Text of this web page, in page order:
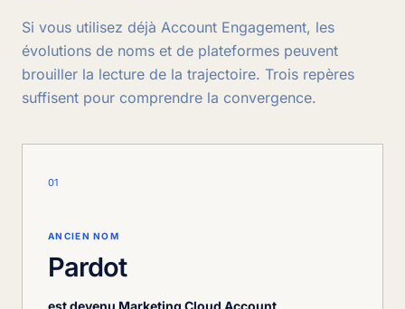
Si vous utilisez déjà Account Engagement, les
évolutions de noms et de plateformes peuvent
brouiller la lecture de la trajectoire. Trois repères
suffisent pour comprendre la convergence.
01
ANCIEN NOM
Pardot
est devenu Marketing Cloud Account